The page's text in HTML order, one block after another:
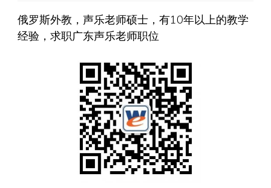
俄罗斯外教，声乐老师硕士，有10年以上的教学
经验，求职广东声乐老师职位